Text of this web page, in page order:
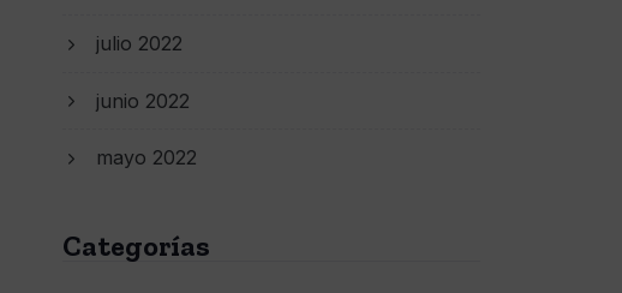
julio 2022
junio 2022
mayo 2022
Categorías